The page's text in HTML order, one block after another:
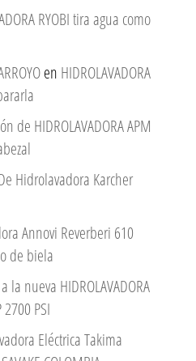
RYOBI tira agua como
en HIDROLAVADORA
de HIDROLAVADORA APM
Hidrolavadora Karcher
Annovi Reverberi 610
de biela
la nueva HIDROLAVADORA
PSI
Eléctrica Takima